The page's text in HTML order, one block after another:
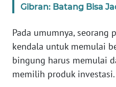
Gibran: Batang Bisa
Pada umumnya,
kendala untuk memulai
bingung harus memulai
memilih produk investasi.
DISCLAIMER
Wahana
Regional
WN